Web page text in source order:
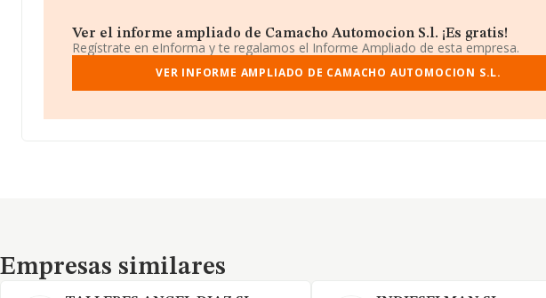
Ver el informe ampliado de Camacho Automocion S.l. ¡Es gratis!
Regístrate en eInforma y te regalamos el Informe Ampliado de esta empresa.
VER INFORME AMPLIADO DE CAMACHO AUTOMOCION S.L.
Empresas similares
Empresas similares